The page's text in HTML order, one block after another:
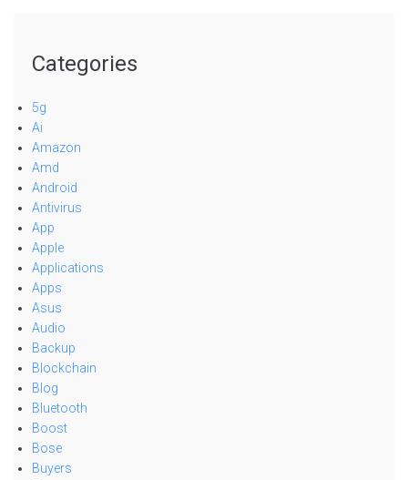
Categories
5g
Ai
Amazon
Amd
Android
Antivirus
App
Apple
Applications
Apps
Asus
Audio
Backup
Blockchain
Blog
Bluetooth
Boost
Bose
Buyers